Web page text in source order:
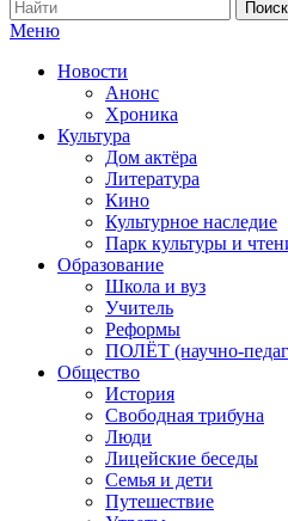
Меню
Новости
Анонс
Хроника
Культура
Дом актёра
Литература
Кино
Культурное наследие
Парк культуры и
Образование
Школа и вуз
Учитель
Реформы
ПОЛЁТ (научно-
Общество
История
Свободная трибуна
Люди
Лицейские беседы
Семья и дети
Путешествие